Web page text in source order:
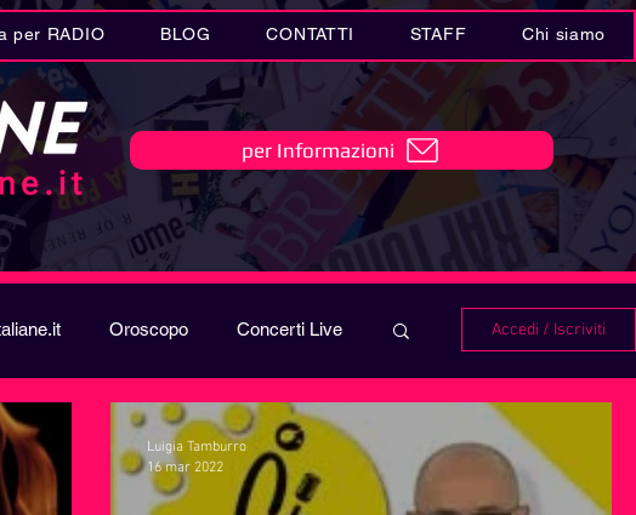
per RADIO BLOG CONTATTI STAFF Chi siamo
per Informazioni
Oroscopo Concerti Live
RADIO Playlist
Accedi / Iscriviti
Luigia Tamburro
16 mar 2022